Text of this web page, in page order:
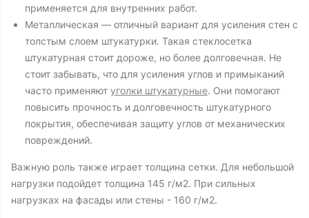
применяется для внутренних работ.
Металлическая — отличный вариант для усиления стен с
толстым слоем штукатурки. Такая стеклосетка
штукатурная стоит дороже, но более долговечная. Не
стоит забывать, что для усиления углов и примыканий
часто применяют уголки штукатурные. Они помогают
повысить прочность и долговечность штукатурного
покрытия, обеспечивая защиту углов от механических
повреждений.
Важную роль также играет толщина сетки. Для небольшой
нагрузки подойдет толщина 145 г/м2. При сильных
нагрузках на фасады или стены - 160 г/м2.